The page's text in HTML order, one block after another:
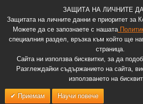
ЗАЩИТА НА ЛИЧНИТЕ
Защитата на личните данни е приоритет
Можете да се запознаете с нашата
специалния раздел, връзка към който ще
страница.
Сайта ни използва бисквитки, за да
Разглеждайки съдържанието на сайта,
използването на
Приемам Научи повече